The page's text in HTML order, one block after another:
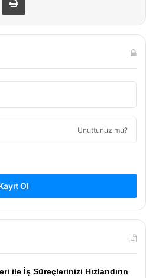
Unuttunuz mu?
Ol
ile İş Süreçlerinizi Hızlandırın